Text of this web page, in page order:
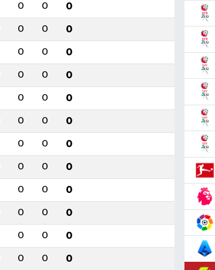
0 0 0
0 0 0
0 0 0
0 0 0
0 0 0
0 0 0
0 0 0
0 0 0
0 0 0
0 0 0
0 0 0
0 0 0